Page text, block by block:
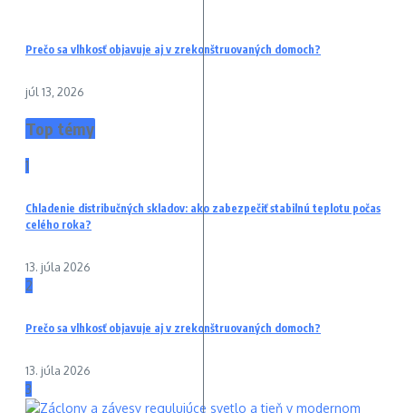
Prečo sa vlhkosť objavuje aj v zrekonštruovaných domoch?
júl 13, 2026
Top témy
1
Chladenie distribučných skladov: ako zabezpečiť stabilnú teplotu počas
celého roka?
13. júla 2026
2
Prečo sa vlhkosť objavuje aj v zrekonštruovaných domoch?
13. júla 2026
3